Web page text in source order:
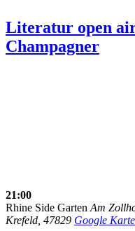
Literatur open
Champagner
21:00
Rhine Side Garten Am
Krefeld 47829 Google